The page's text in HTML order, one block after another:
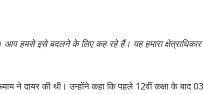
आप हमसे इसे बदलने के लिए कह रहे हैं। यह हमारा क्षेत्राधिकार
ने दायर की थी। उन्होंने कहा कि पहले 12वीं कक्षा के बाद 03